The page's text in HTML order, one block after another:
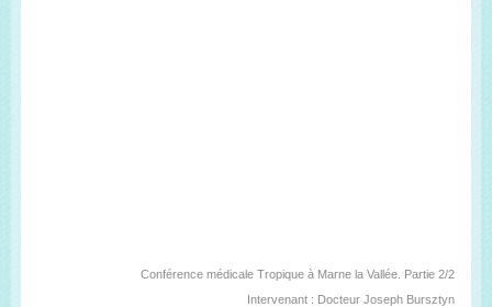
Conférence médicale Tropique à Marne la Vallée. Partie 2/2
Intervenant : Docteur Joseph Bursztyn